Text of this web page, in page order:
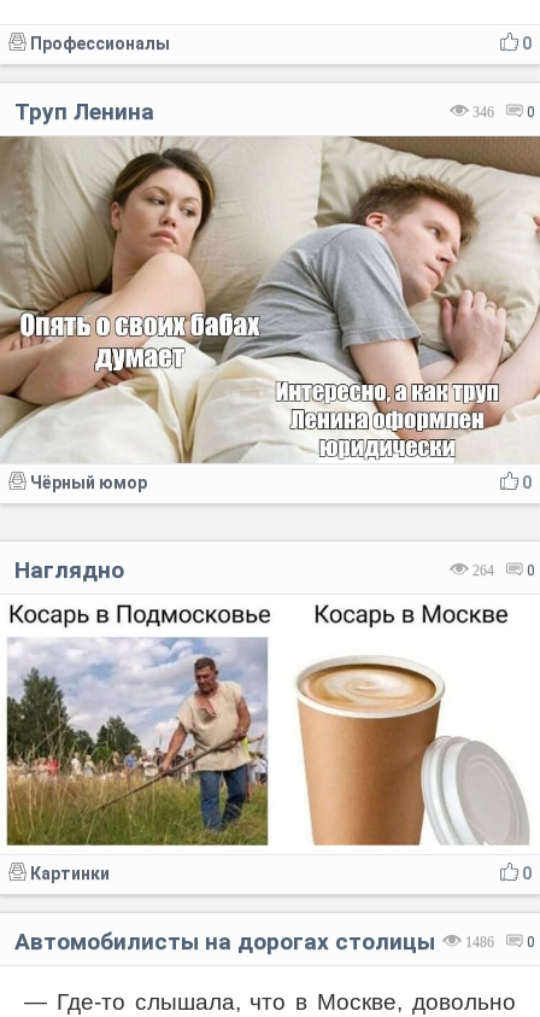
0
Профессионалы
346 0
Труп Ленина
0
Чёрный юмор
264 0
Наглядно
0
Картинки
1486 0
Автомобилисты на дорогах столицы
— Где-то слышала, что в Москве, довольно